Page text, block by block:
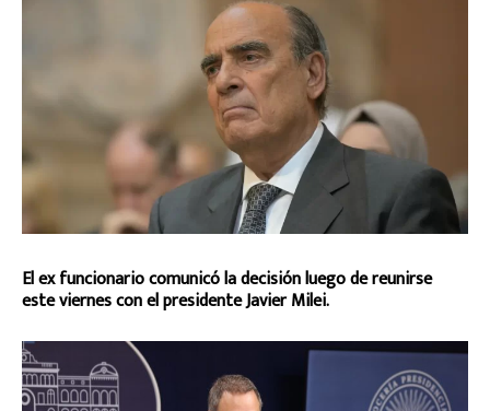
El ex funcionario comunicó la decisión luego de reunirse
este viernes con el presidente Javier Milei.